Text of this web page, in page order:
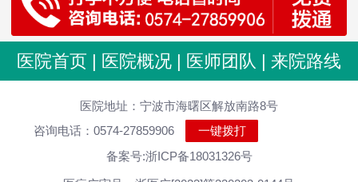
医院首页 | 医院概况 | 医师团队 | 来院路线
医院地址：宁波市海曙区解放南路8号
咨询电话：0574-27859906
一键拨打
备案号:浙ICP备18031326号